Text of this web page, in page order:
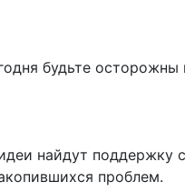
будьте
найдут поддержку
проблем.